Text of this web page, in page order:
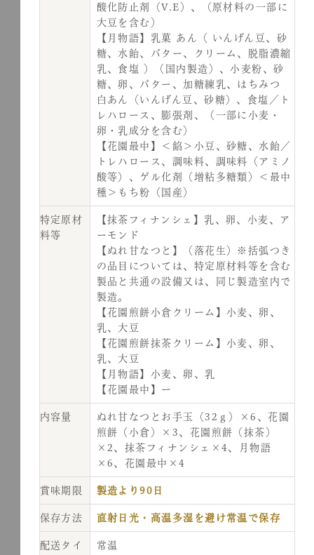
酸化防止剤（V.E）、（原材料の一部に
大豆を含む）
【月物語】乳菓 あん（ いんげん豆、砂
糖、水飴、バター、クリーム、脱脂濃縮
乳、食塩 ）（国内製造）、小麦粉、砂
糖、卵、バター、加糖練乳、はちみつ
白あん（いんげん豆、砂糖）、食塩／ト
レハロース、膨張剤、（一部に小麦・
卵・乳成分を含む）
【花園最中】＜餡＞小豆、砂糖、水飴／
トレハロース、調味料、調味料（アミノ
酸等）、ゲル化剤（増粘多糖類）＜最中
種＞もち粉（国産）
特定原材
料等
【抹茶フィナンシェ】乳、卵、小麦、ア
ーモンド
【ぬれ甘なつと】（落花生）※括弧つき
の品目については、特定原材料等を含む
製品と共通の設備又は、同じ製造室内で
製造。
【花園煎餅小倉クリーム】小麦、卵、
乳、大豆
【花園煎餅抹茶クリーム】小麦、卵、
乳、大豆
【月物語】小麦、卵、乳
【花園最中】ー
内容量
ぬれ甘なつとお手玉（32ｇ）×6、花園
煎餅（小倉）×3、花園煎餅（抹茶）
×2、抹茶フィナンシェ×4、月物語
×6、花園最中×4
賞味期限 製造より90日
保存方法 直射日光・高温多湿を避け常温で保存
配送タイ
常温